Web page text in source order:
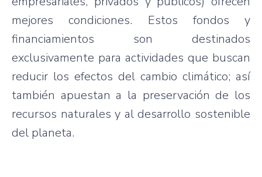
mejores condiciones. Estos fondos y
financiamientos son destinados
exclusivamente para actividades que buscan
reducir los efectos del cambio climático; así
también apuestan a la preservación de los
recursos naturales y al desarrollo sostenible
del planeta.